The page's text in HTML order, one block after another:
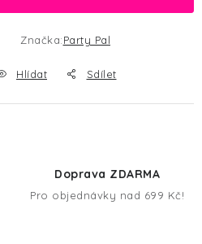
Značka:Party Pal
Hlídat Sdílet
Doprava ZDARMA
Pro objednávky nad 699 Kč!